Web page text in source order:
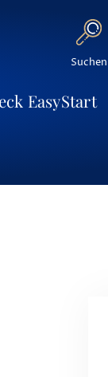
EasyStart
Suchen